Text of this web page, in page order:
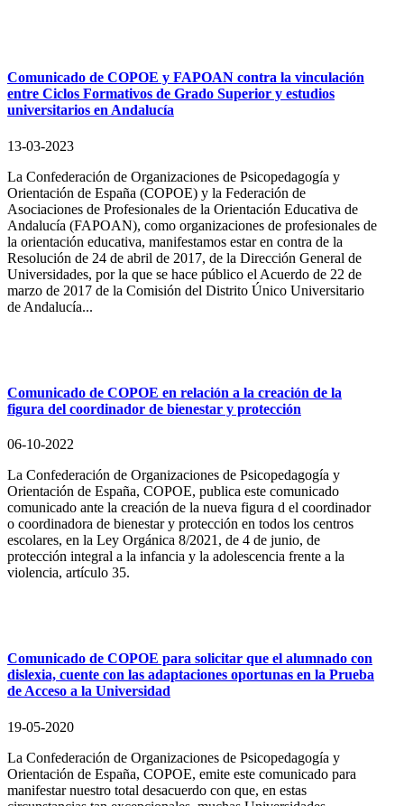
Comunicado de COPOE y FAPOAN contra la vinculación
entre Ciclos Formativos de Grado Superior y estudios
universitarios en Andalucía
13-03-2023
La Confederación de Organizaciones de Psicopedagogía y
Orientación de España (COPOE) y la Federación de
Asociaciones de Profesionales de la Orientación Educativa de
Andalucía (FAPOAN), como organizaciones de profesionales de
la orientación educativa, manifestamos estar en contra de la
Resolución de 24 de abril de 2017, de la Dirección General de
Universidades, por la que se hace público el Acuerdo de 22 de
marzo de 2017 de la Comisión del Distrito Único Universitario
de Andalucía...
Comunicado de COPOE en relación a la creación de la
figura del coordinador de bienestar y protección
06-10-2022
La Confederación de Organizaciones de Psicopedagogía y
Orientación de España, COPOE, publica este comunicado
comunicado ante la creación de la nueva figura d el coordinador
o coordinadora de bienestar y protección en todos los centros
escolares, en la Ley Orgánica 8/2021, de 4 de junio, de
protección integral a la infancia y la adolescencia frente a la
violencia, artículo 35.
Comunicado de COPOE para solicitar que el alumnado con
dislexia, cuente con las adaptaciones oportunas en la Prueba
de Acceso a la Universidad
19-05-2020
La Confederación de Organizaciones de Psicopedagogía y
Orientación de España, COPOE, emite este comunicado para
manifestar nuestro total desacuerdo con que, en estas